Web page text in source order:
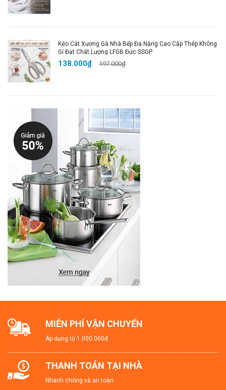
Kéo Cắt Xương Gà Nhà Bếp Đa Năng Cao Cấp Thép Không
Gỉ Đạt Chất Lượng LFGB Đức SSGP
138.000₫ 197.000₫
MIỄN PHÍ VẬN CHUYỂN
Áp dụng từ 1.000.000đ
THANH TOÁN TẠI NHÀ
Nhanh chóng và an toàn